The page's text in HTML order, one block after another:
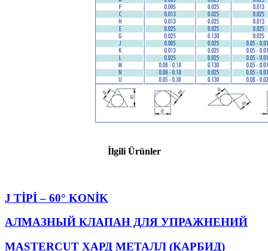
İlgili Ürünler
J TİPİ – 60° KONİK
АЛМАЗНЫЙ КЛАПАН ДЛЯ УПРАЖНЕНИЙ
MASTERCUT ХАРД МЕТАЛЛ (КАРБИД)